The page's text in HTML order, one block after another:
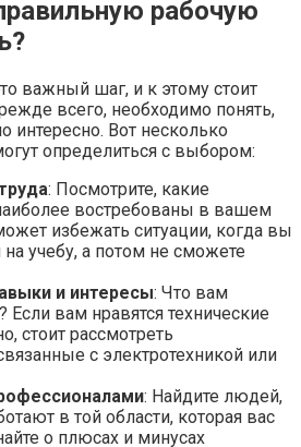
рабочую
важный шаг, и к этому стоит
всего, необходимо понять,
интересно. Вот несколько
определиться с выбором:
: Посмотрите, какие
востребованы в вашем
избежать ситуации, когда вы
на учебу, а потом не сможете
и интересы: Что вам
Если вам нравятся технические
стоит рассмотреть
с электротехникой или
: Найдите людей,
в той области, которая вас
о плюсах и минусах